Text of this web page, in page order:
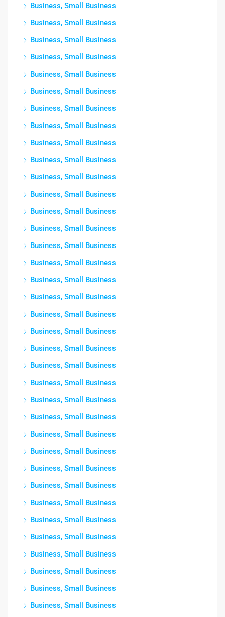
Business, Small Business
Business, Small Business
Business, Small Business
Business, Small Business
Business, Small Business
Business, Small Business
Business, Small Business
Business, Small Business
Business, Small Business
Business, Small Business
Business, Small Business
Business, Small Business
Business, Small Business
Business, Small Business
Business, Small Business
Business, Small Business
Business, Small Business
Business, Small Business
Business, Small Business
Business, Small Business
Business, Small Business
Business, Small Business
Business, Small Business
Business, Small Business
Business, Small Business
Business, Small Business
Business, Small Business
Business, Small Business
Business, Small Business
Business, Small Business
Business, Small Business
Business, Small Business
Business, Small Business
Business, Small Business
Business, Small Business
Business, Small Business